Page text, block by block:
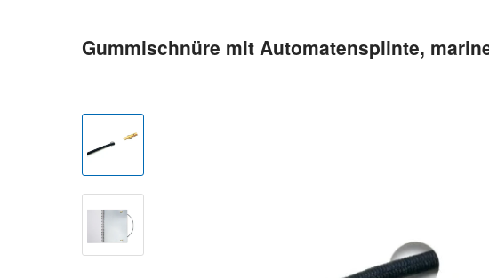
Gummischnüre mit Automatensplinte,